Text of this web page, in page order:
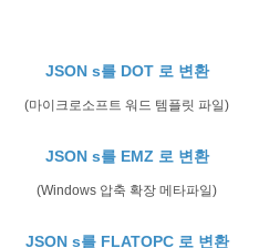
JSON s를 DOT 로 변환
(마이크로소프트 워드 템플릿 파일)
JSON s를 EMZ 로 변환
(Windows 압축 확장 메타파일)
JSON s를 FLATOPC 로 변환